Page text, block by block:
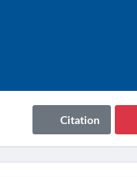
Citation